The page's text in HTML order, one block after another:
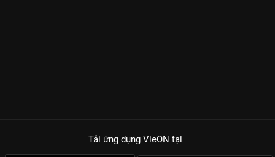
Tải ứng dụng VieON tại